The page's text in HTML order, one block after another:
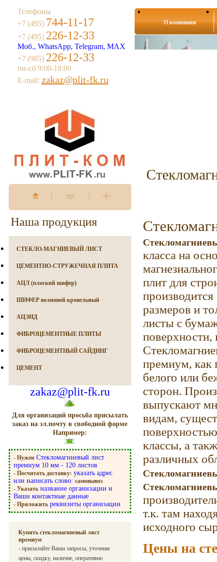
Телефоны
+7 (495) 744-11-17
+7 (495) 226-12-33
Моб., WhatsApp, Telegram, MAX
+7 (985) 226-12-33
пн-сб 9:00-18:00
E-mail: zakaz@plit-fk.ru
О компании
Наша продукция
СТЕКЛО-МАГНИЕВЫЙ ЛИСТ
ЦЕМЕНТНО-СТРУЖЕЧНАЯ ПЛИТА
АЦЛ (плоский шифер)
ШИФЕР волновой кровельный
АЦЭИД
ФИБРОЦЕМЕНТНЫЕ ПЛИТЫ
ФИБРОЦЕМЕНТНЫЙ САЙДИНГ
ЦЕМЕНТ
zakaz@plit-fk.ru
Для организаций просьба присылать
заказ на эл.почту в свободной форме
Например:
- НуженСтекломагниевый лист
премиум 10 мм - 120 листов
- Посчитать доставку: указать адрес
или написать слово: самовывоз
- Указатьназвание организации и
Ваши контактные данные
- Приложитьреквизиты организации
Купить стекломагниевый лист
премиум
- присылайте Ваши запросы, уточним
цены, скидку, наличие, оперативно
класса на
плит для
размеров и
листы с
поверхности,
премиум, как
белого или
сторон.
выпускают
видам,
классы, а
различных
т.к. там
исходного
Цены на